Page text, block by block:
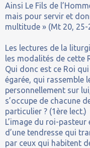
Ainsi Le Fils de
mais pour servir et
multitude » (Mt 20, 25-
Les lectures de la
les modalités de cette
Qui donc est ce Roi
égarée, qui rassemble
personnellement sur
s’occupe de chacune
particulier ? (1ère lect.)
L’image du roi-
d’une tendresse qui
par ceux qui habitent